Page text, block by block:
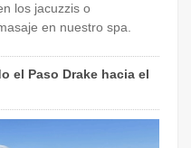
los jacuzzis o
en nuestro spa.
el Paso Drake hacia el